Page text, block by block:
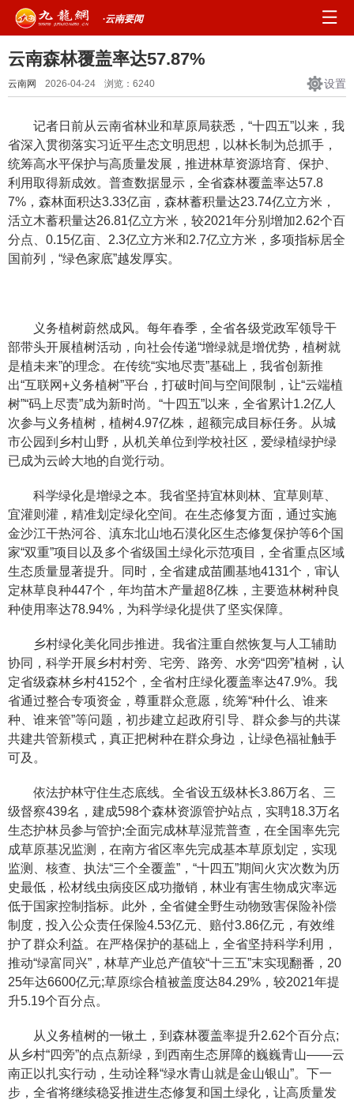
·云南要闻
云南森林覆盖率达57.87%
云南网 2026-04-24 浏览： 6240 设置
记者日前从云南省林业和草原局获悉，“十四五”以来，我
省深入贯彻落实习近平生态文明思想，以林长制为总抓手，
统筹高水平保护与高质量发展，推进林草资源培育、保护、
利用取得新成效。普查数据显示，全省森林覆盖率达57.8
7%，森林面积达3.33亿亩，森林蓄积量达23.74亿立方米，
活立木蓄积量达26.81亿立方米，较2021年分别增加2.62个百
分点、0.15亿亩、2.3亿立方米和2.7亿立方米，多项指标居全
国前列，“绿色家底”越发厚实。
义务植树蔚然成风。每年春季，全省各级党政军领导干
部带头开展植树活动，向社会传递“增绿就是增优势，植树就
是植未来”的理念。在传统“实地尽责”基础上，我省创新推
出“互联网+义务植树”平台，打破时间与空间限制，让“云端植
树”“码上尽责”成为新时尚。“十四五”以来，全省累计1.2亿人
次参与义务植树，植树4.97亿株，超额完成目标任务。从城
市公园到乡村山野，从机关单位到学校社区，爱绿植绿护绿
已成为云岭大地的自觉行动。
科学绿化是增绿之本。我省坚持宜林则林、宜草则草、
宜灌则灌，精准划定绿化空间。在生态修复方面，通过实施
金沙江干热河谷、滇东北山地石漠化区生态修复保护等6个国
家“双重”项目以及多个省级国土绿化示范项目，全省重点区域
生态质量显著提升。同时，全省建成苗圃基地4131个，审认
定林草良种447个，年均苗木产量超8亿株，主要造林树种良
种使用率达78.94%，为科学绿化提供了坚实保障。
乡村绿化美化同步推进。我省注重自然恢复与人工辅助
协同，科学开展乡村村旁、宅旁、路旁、水旁“四旁”植树，认
定省级森林乡村4152个，全省村庄绿化覆盖率达47.9%。我
省通过整合专项资金，尊重群众意愿，统筹“种什么、谁来
种、谁来管”等问题，初步建立起政府引导、群众参与的共谋
共建共管新模式，真正把树种在群众身边，让绿色福祉触手
可及。
依法护林守住生态底线。全省设五级林长3.86万名、三
级督察439名，建成598个森林资源管护站点，实聘18.3万名
生态护林员参与管护;全面完成林草湿荒普查，在全国率先完
成草原基况监测，在南方省区率先完成基本草原划定，实现
监测、核查、执法“三个全覆盖”，“十四五”期间火灾次数为历
史最低，松材线虫病疫区成功撤销，林业有害生物成灾率远
低于国家控制指标。此外，全省健全野生动物致害保险补偿
制度，投入公众责任保险4.53亿元、赔付3.86亿元，有效维
护了群众利益。在严格保护的基础上，全省坚持科学利用，
推动“绿富同兴”，林草产业总产值较“十三五”末实现翻番，20
25年达6600亿元;草原综合植被盖度达84.29%，较2021年提
升5.19个百分点。
从义务植树的一锹土，到森林覆盖率提升2.62个百分点;
从乡村“四旁”的点点新绿，到西南生态屏障的巍巍青山——云
南正以扎实行动，生动诠释“绿水青山就是金山银山”。下一
步，全省将继续稳妥推进生态修复和国土绿化，让高质量发